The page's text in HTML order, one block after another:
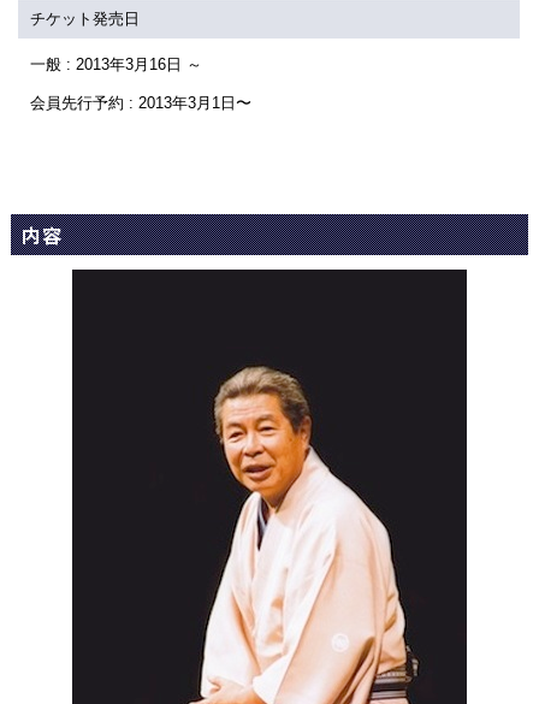
プラットニュース 出版物・映像
交通アクセス
チケット発売日
一般 : 2013年3月16日 ～
会員先行予約 : 2013年3月1日〜
内容